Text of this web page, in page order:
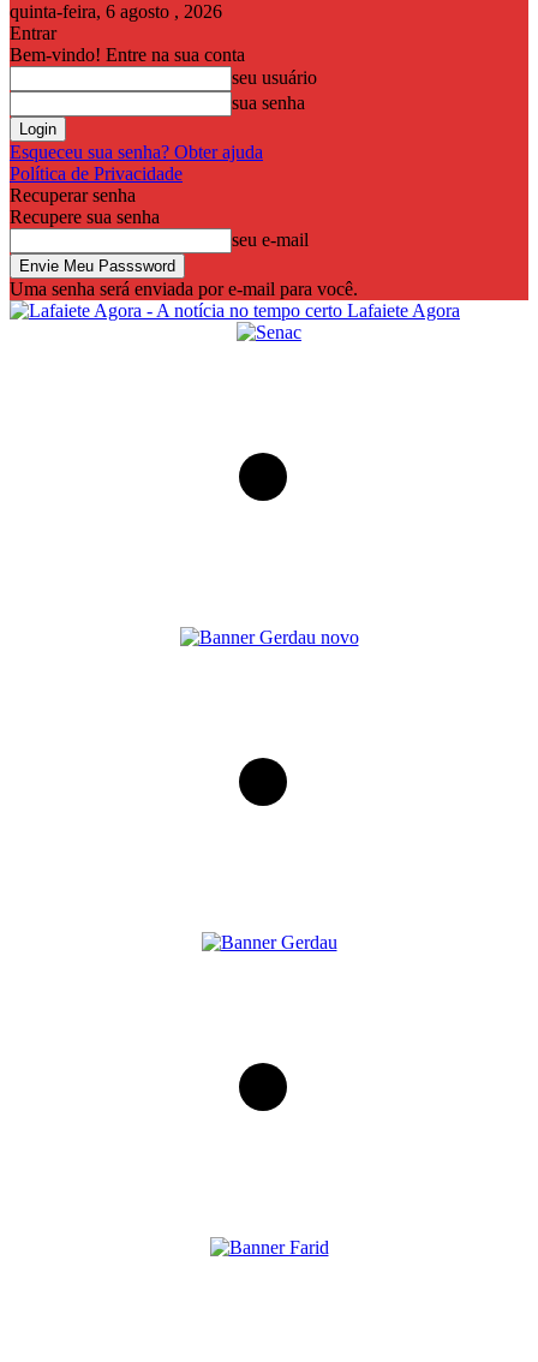
quinta-feira, 6 agosto , 2026
Entrar
Bem-vindo! Entre na sua conta
seu usuário
sua senha
Esqueceu sua senha? Obter ajuda
Política de Privacidade
Recuperar senha
Recupere sua senha
seu e-mail
Uma senha será enviada por e-mail para você.
Lafaiete Agora